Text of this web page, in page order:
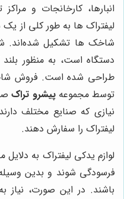
انبارها، کارخانجات و
لیفتراک ها به طور کلی از
شاخک ها تشکیل شده‌اند.
دستگاه است، به منظور بلند
طراحی شده است. فروش
توسطمجموعهپیشرو تراک
نیازی که صنایع مختلف
لیفتراک را سفارش دهند.
لوازم یدکی لیفتراک به
فرسودگی شوند و بدین وسیله
باشند. در این صورت،